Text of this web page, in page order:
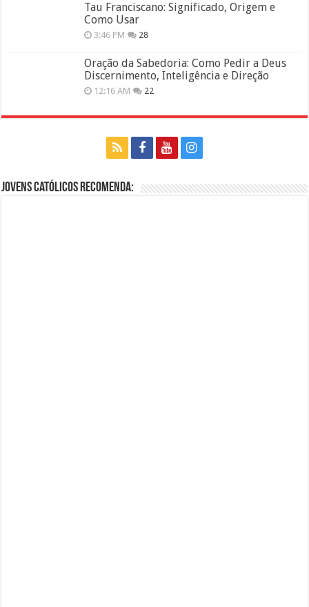
Tau Franciscano: Significado, Origem e
Como Usar
3:46 PM 28
Oração da Sabedoria: Como Pedir a Deus
Discernimento, Inteligência e Direção
12:16 AM 22
Jovens Católicos Recomenda: